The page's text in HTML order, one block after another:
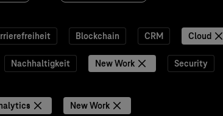
Blockchain CRM Cloud
Nachhaltigkeit New Work Security
New Work